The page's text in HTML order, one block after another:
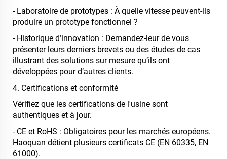
- Laboratoire de prototypes : À quelle vitesse peuvent-ils
produire un prototype fonctionnel ?
- Historique d’innovation : Demandez-leur de vous
présenter leurs derniers brevets ou des études de cas
illustrant des solutions sur mesure qu’ils ont
développées pour d’autres clients.
4. Certifications et conformité
Vérifiez que les certifications de l'usine sont
authentiques et à jour.
- CE et RoHS : Obligatoires pour les marchés européens.
Haoquan détient plusieurs certificats CE (EN 60335, EN
61000).